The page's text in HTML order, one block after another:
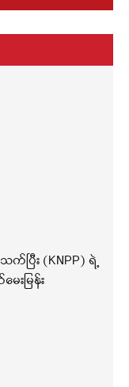
ပြီး (KNPP) ရဲ့
းမြန်း